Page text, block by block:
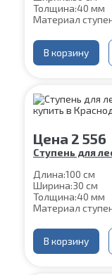
Толщина:40 мм
Материал
В корзину
Цена 2 556
Ступень для
Длина:100 см
Ширина:30 см
Толщина:40 мм
Материал
В корзину